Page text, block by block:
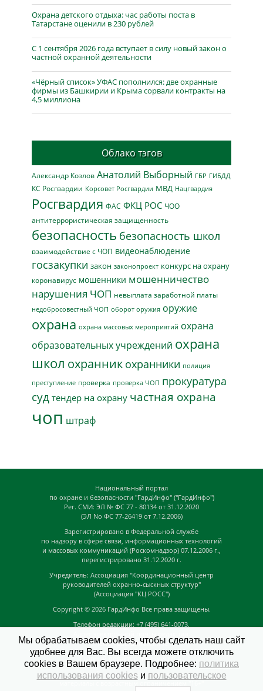
Охрана детского отдыха: час работы поста в
Татарстане оценили в 230 рублей
С 1 сентября 2026 года вступает в силу новый закон о
частной охранной деятельности
«Чёрный список» УФАС пополнился: две охранные
фирмы из Башкирии и Крыма сорвали контракты на
4,5 миллиона
Облако тэгов
Александр Козлов Анатолий Выборный ГБР ГИБДД
КС Росгвардии Корсовет Росгвардии МВД Нацгвардия
Росгвардия ФАС ФКЦ РОС ЧОО
антитеррористическая защищенность
безопасность безопасность школ
взаимодействие с ЧОП видеонаблюдение
госзакупки закон законопроект конкурс на охрану
коронавирус мошенники мошенничество
нарушения ЧОП невыплата заработной платы
недобросовестный ЧОП оборот оружия оружие
охрана охрана массовых мероприятий охрана
образовательных учреждений охрана
школ охранник охранники полиция
преступление проверка проверка ЧОП прокуратура
суд тендер на охрану частная охрана
чоп штраф
Национальный портал
по охране и безопасности "ГардИнфо" ("ГардИнфо")
Рег. СМИ: ЭЛ № ФС 77 - 80134 от 31.12.2020
(ЭЛ No ФС 77-26419 от 7.12.2006)
Зарегистрировано в Федеральной службе
по надзору в сфере связи, информационных технологий
и массовых коммуникаций (Роскомнадзор) 07.12.2006 г.,
перегистрировано 31.12.2020 г.
Учредитель: Ассоциация "Координационный центр
руководителей охранно-сыскных структур"
(Ассоциация "КЦ РОСС")
Copyright © 2026 ГардИнфо Все права защищены.
Телефон редакции: +7 (495) 641-0073,
news@guardinfo.online
Главный редактор: Кузьмин Д.А.
На сайте могут быть размещены
Мы обрабатываем cookies, чтобы сделать наш сайт
удобнее для Вас. Вы всегда можете отключить
cookies в Вашем браузере. Подробнее: политика
использования cookiesи пользовательское